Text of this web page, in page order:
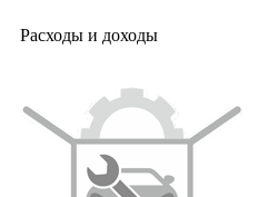
Расходы и доходы